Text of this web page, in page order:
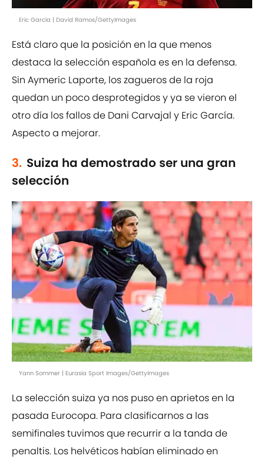
Eric García | David Ramos/GettyImages
Está claro que la posición en la que menos
destaca la selección española es en la defensa.
Sin Aymeric Laporte, los zagueros de la roja
quedan un poco desprotegidos y ya se vieron el
otro día los fallos de Dani Carvajal y Eric García.
Aspecto a mejorar.
3. Suiza ha demostrado ser una gran
selección
Yann Sommer | Eurasia Sport Images/GettyImages
La selección suiza ya nos puso en aprietos en la
pasada Eurocopa. Para clasificarnos a las
semifinales tuvimos que recurrir a la tanda de
penaltis. Los helvéticos habían eliminado en